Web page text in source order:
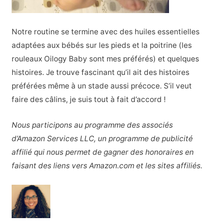
Notre routine se termine avec des huiles essentielles
adaptées aux bébés sur les pieds et la poitrine (les
rouleaux Oilogy Baby sont mes préférés) et quelques
histoires. Je trouve fascinant qu’il ait des histoires
préférées même à un stade aussi précoce. S’il veut
faire des câlins, je suis tout à fait d’accord !
Nous participons au programme des associés
d’Amazon Services LLC, un programme de publicité
affilié qui nous permet de gagner des honoraires en
faisant des liens vers Amazon.com et les sites affiliés.